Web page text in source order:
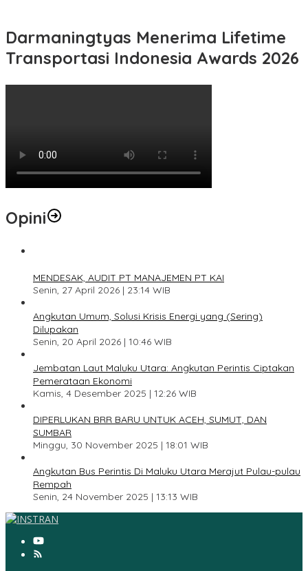
Darmaningtyas Menerima Lifetime
Transportasi Indonesia Awards 2026
Opini
MENDESAK, AUDIT PT MANAJEMEN PT KAI
Senin, 27 April 2026 | 23:14 WIB
Angkutan Umum, Solusi Krisis Energi yang (Sering)
Dilupakan
Senin, 20 April 2026 | 10:46 WIB
Jembatan Laut Maluku Utara: Angkutan Perintis Ciptakan
Pemerataan Ekonomi
Kamis, 4 Desember 2025 | 12:26 WIB
DIPERLUKAN BRR BARU UNTUK ACEH, SUMUT, DAN
SUMBAR
Minggu, 30 November 2025 | 18:01 WIB
Angkutan Bus Perintis Di Maluku Utara Merajut Pulau-pulau
Rempah
Senin, 24 November 2025 | 13:13 WIB